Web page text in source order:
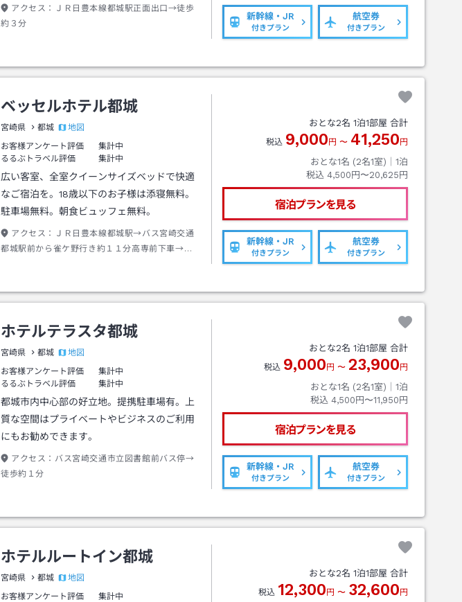
アクセス：
ＪＲ日豊本線都城駅正面出口→徒歩
約３分
新幹線・JR
付きプラン
航空券
付きプラン
ベッセルホテル都城
宮崎県 都城
地図
お客様アンケート評価
集計中
るるぶトラベル評価
集計中
広い客室、全室クイーンサイズベッドで快適
なご宿泊を。18歳以下のお子様は添寝無料。
駐車場無料。朝食ビュッフェ無料。
アクセス：
ＪＲ日豊本線都城駅→バス宮崎交通
都城駅前から雀ケ野行き約１１分高専前下車→徒
おとな2名 1泊1部屋 合計
税込 9,000 円 〜 41,250 円
おとな1名 (2名1室)｜ 1泊
税込 4,500円〜20,625円
宿泊プランを見る
新幹線・JR
付きプラン
航空券
付きプラン
ホテルテラスタ都城
宮崎県 都城
地図
お客様アンケート評価
集計中
るるぶトラベル評価
集計中
都城市内中心部の好立地。提携駐車場有。上
質な空間はプライベートやビジネスのご利用
にもお勧めできます。
アクセス： バス宮崎交通市立図書館前バス停→
徒歩約１分
おとな2名 1泊1部屋 合計
税込 9,000 円 〜 23,900 円
おとな1名 (2名1室)｜ 1泊
税込 4,500円〜11,950円
宿泊プランを見る
新幹線・JR
付きプラン
航空券
付きプラン
ホテルルートイン都城
宮崎県 都城
地図
お客様アンケート評価
集計中
おとな2名 1泊1部屋 合計
税込 12,300 円 〜 32,600 円